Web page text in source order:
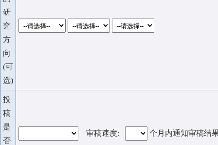
研
究
方
向
(可
选)
投
稿
是
否
审稿速度: 个月内通知审稿结